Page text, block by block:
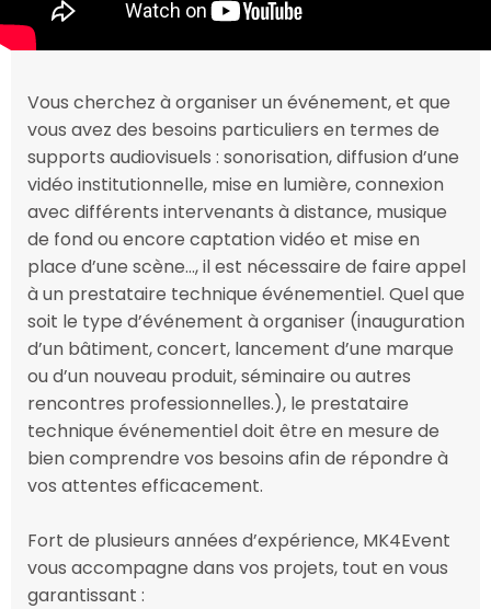
Vous cherchez à organiser un événement, et que
vous avez des besoins particuliers en termes de
supports audiovisuels : sonorisation, diffusion d’une
vidéo institutionnelle, mise en lumière, connexion
avec différents intervenants à distance, musique
de fond ou encore captation vidéo et mise en
place d’une scène…, il est nécessaire de faire appel
à un prestataire technique événementiel. Quel que
soit le type d’événement à organiser (inauguration
d’un bâtiment, concert, lancement d’une marque
ou d’un nouveau produit, séminaire ou autres
rencontres professionnelles.), le prestataire
technique événementiel doit être en mesure de
bien comprendre vos besoins afin de répondre à
vos attentes efficacement.
Fort de plusieurs années d’expérience, MK4Event
vous accompagne dans vos projets, tout en vous
garantissant :